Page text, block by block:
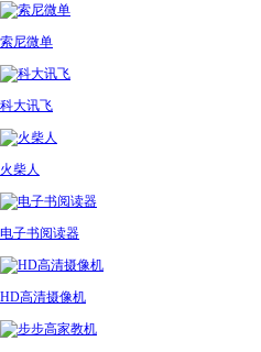
索尼微单
科大讯飞
火柴人
电子书阅读器
HD高清摄像机